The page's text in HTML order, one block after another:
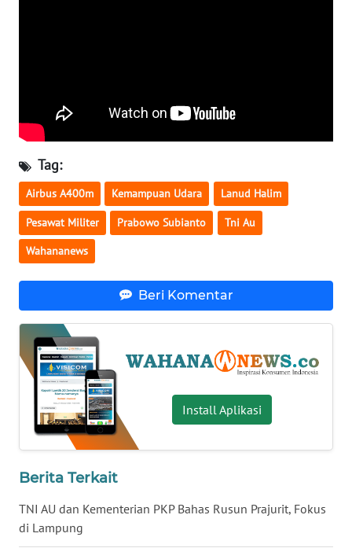
Tag:
Airbus A400m Kemampuan Udara Lanud Halim
Pesawat Militer Prabowo Subianto Tni Au
Wahananews
Beri Komentar
Install Aplikasi
Berita Terkait
TNI AU dan Kementerian PKP Bahas Rusun Prajurit, Fokus
di Lampung
SULTENG
WN
SULBAR
WN
BABEL
WN
SUMSEL
WN
BENGKULU
WN
LAMPUNG
WN
JATENG